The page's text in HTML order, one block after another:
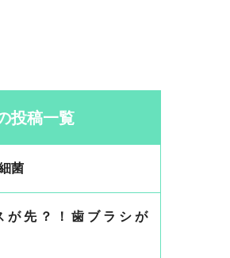
投稿一覧
菌
が先？！歯ブラシが